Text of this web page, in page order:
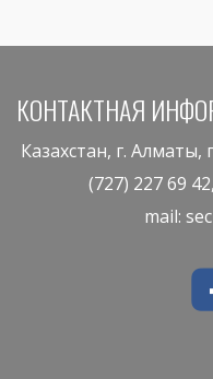
КОНТАКТНАЯ
Казахстан, г.
(727) 227 69
mail: